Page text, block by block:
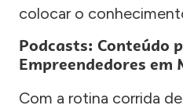
colocar o
Podcasts: Conteúdo
Empreendedores em
Com a rotina corrida